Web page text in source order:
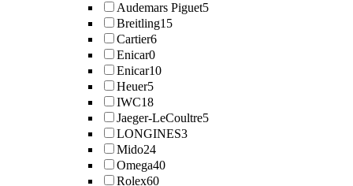
Audemars Piguet5
Breitling15
Cartier6
Enicar0
Enicar10
Heuer5
IWC18
Jaeger-LeCoultre5
LONGINES3
Mido24
Omega40
Rolex60